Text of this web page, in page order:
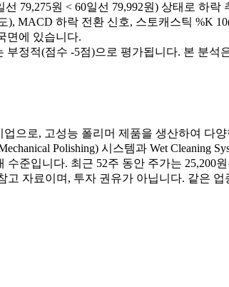
79,275원 < 60일선 79,992원) 상태로 하
), MACD 하락 전환 신호, 스토캐스틱 %K
면에 있습니다.
정적(점수 -5점)으로 평가됩니다. 본 분
으로, 고성능 폴리머 제품을 생산하여 다
Polishing) 시스템과 Wet
수준입니다. 최근 52주 동안 주가는
고 자료이며, 투자 권유가 아닙니다. 같은 업